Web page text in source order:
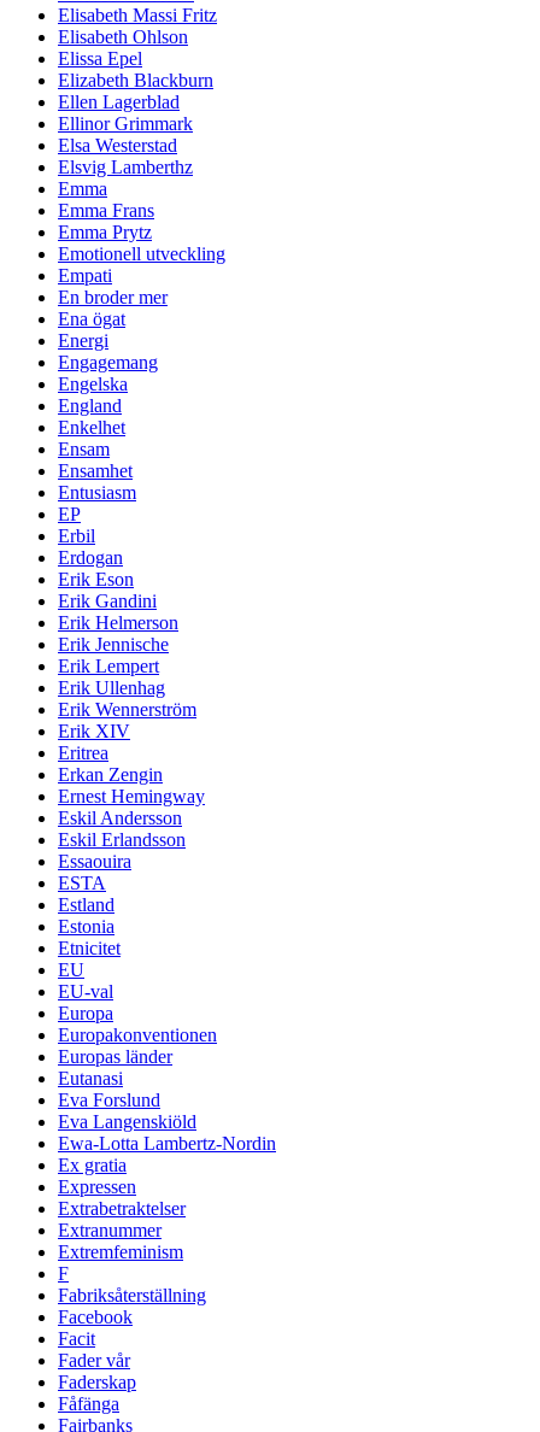
Elisabeth Massi Fritz
Elisabeth Ohlson
Elissa Epel
Elizabeth Blackburn
Ellen Lagerblad
Ellinor Grimmark
Elsa Westerstad
Elsvig Lamberthz
Emma
Emma Frans
Emma Prytz
Emotionell utveckling
Empati
En broder mer
Ena ögat
Energi
Engagemang
Engelska
England
Enkelhet
Ensam
Ensamhet
Entusiasm
EP
Erbil
Erdogan
Erik Eson
Erik Gandini
Erik Helmerson
Erik Jennische
Erik Lempert
Erik Ullenhag
Erik Wennerström
Erik XIV
Eritrea
Erkan Zengin
Ernest Hemingway
Eskil Andersson
Eskil Erlandsson
Essaouira
ESTA
Estland
Estonia
Etnicitet
EU
EU-val
Europa
Europakonventionen
Europas länder
Eutanasi
Eva Forslund
Eva Langenskiöld
Ewa-Lotta Lambertz-Nordin
Ex gratia
Expressen
Extrabetraktelser
Extranummer
Extremfeminism
F
Fabriksåterställning
Facebook
Facit
Fader vår
Faderskap
Fåfänga
Fairbanks